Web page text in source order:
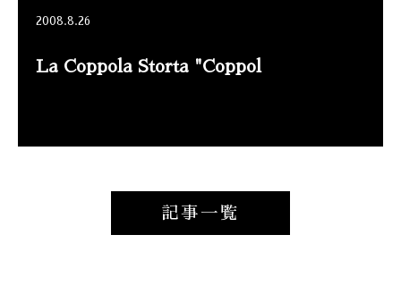
2008.8.26
La Coppola Storta "Coppol
記事一覧